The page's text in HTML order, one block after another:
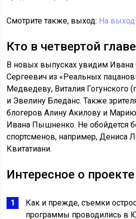
Смотрите также, выход: На
Кто в четвертой
В новых выпусках увидим Ивана
Сергеевич из «Реальных
Медведеву, Виталия Гогунского
и Эвелину Бледанс. Также
блогеров Алину Акилову и
Ивана Пышненко. Не обойдется
спортсменов, например, Дениса
Квитатиани.
Интересное о проекте
Как и прежде, съемки
программы проводились в